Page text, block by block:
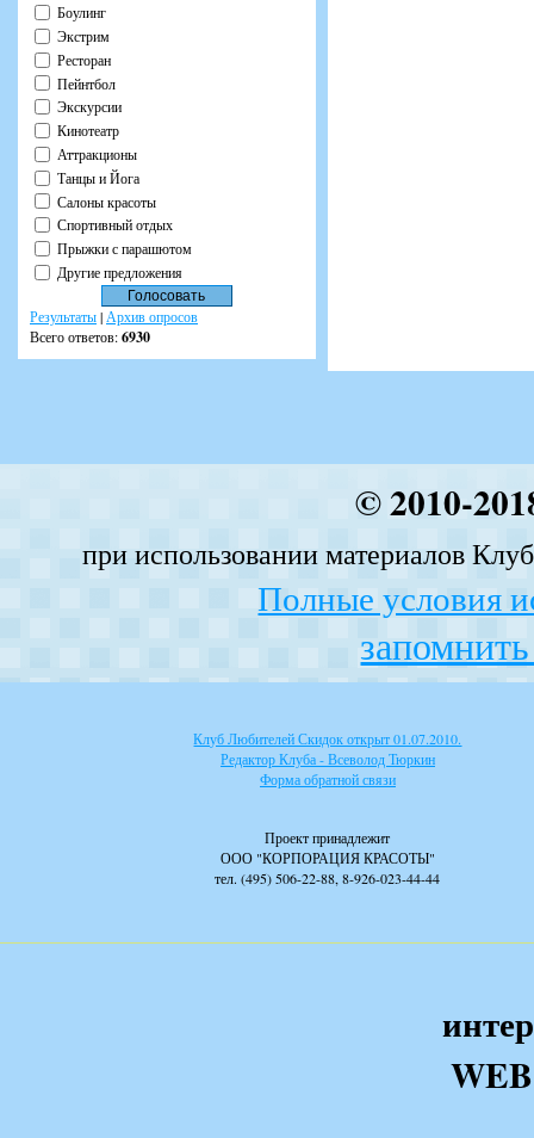
Боулинг
Экстрим
Ресторан
Пейнтбол
Экскурсии
Кинотеатр
Аттракционы
Танцы и Йога
Салоны красоты
Спортивный отдых
Прыжки с парашютом
Другие предложения
Результаты| Архив опросов
Всего ответов:6930
© 2010-
при использовании материалов
Полные условия
Клуб Любителей Скидок открыт 01.07.2010.
Редактор Клуба - Всеволод Тюркин
Форма обратной связи
Проект принадлежит
ООО "КОРПОРАЦИЯ КРАСОТЫ"
тел. (495) 506-22-88, 8-926-023-44-44